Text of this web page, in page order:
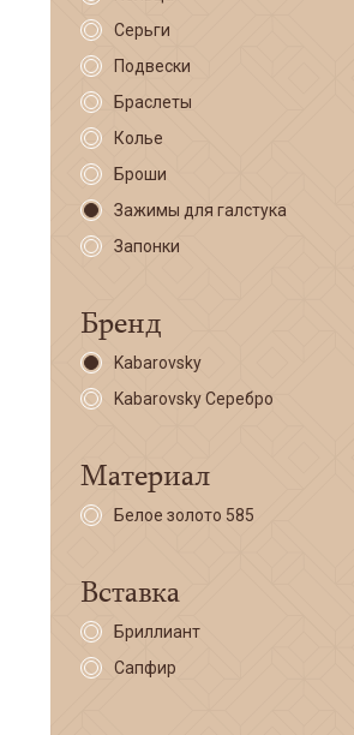
Серьги
Подвески
Браслеты
Колье
Броши
Зажимы для галстука
Запонки
Бренд
Kabarovsky
Kabarovsky Серебро
Материал
Белое золото 585
Вставка
Бриллиант
Сапфир